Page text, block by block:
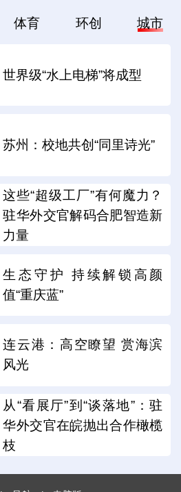
体育 环创 城市
世界级“水上电梯”将成型
苏州：校地共创“同里诗光”
这些“超级工厂”有何魔力？
驻华外交官解码合肥智造新
力量
生态守护 持续解锁高颜
值“重庆蓝”
连云港：高空瞭望 赏海滨
风光
从“看展厅”到“谈落地”：驻
华外交官在皖抛出合作橄榄
枝